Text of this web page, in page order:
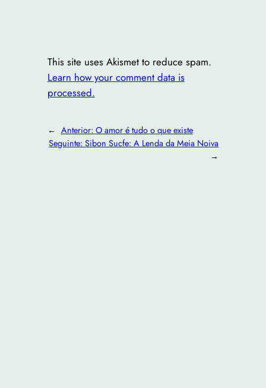
This site uses Akismet to reduce spam.
Learn how your comment data is
processed.
← Anterior: O amor é tudo o que existe
Seguinte:Sibon Sucfe: A Lenda da Meia Noiva
→